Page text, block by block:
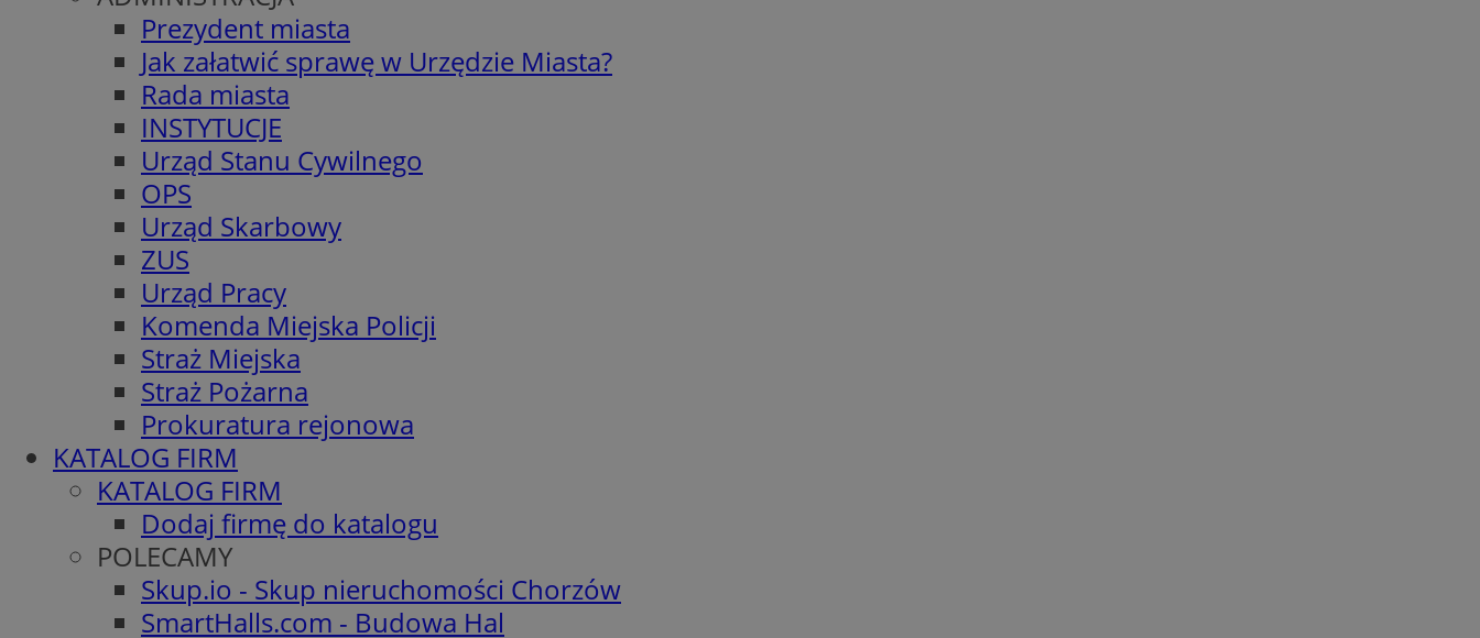
Prezydent miasta
Jak załatwić sprawę w Urzędzie Miasta?
Rada miasta
INSTYTUCJE
Urząd Stanu Cywilnego
OPS
Urząd Skarbowy
ZUS
Urząd Pracy
Komenda Miejska Policji
Straż Miejska
Straż Pożarna
Prokuratura rejonowa
KATALOG FIRM
KATALOG FIRM
Dodaj firmę do katalogu
POLECAMY
Skup.io - Skup nieruchomości Chorzów
SmartHalls.com - Budowa Hal